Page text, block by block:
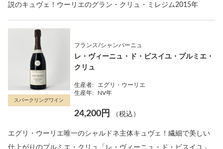
説のキュヴェ！ウーリエのグラン・クリュ・ミレジム2015年
スパークリングワイン
フランス/シャンパーニュ
レ・ヴィーニュ・ド・ビスイユ・プルミエ・
クリュ
生産者:
エグリ・ウーリエ
生産年:
NV年
24,200円 （税込）
エグリ・ウーリエ唯一のシャルドネ主体キュヴェ！繊細で美しい
仕上がりのプルミエ・クリュ「レ・ヴィーニュ・ド・ビスイユ」